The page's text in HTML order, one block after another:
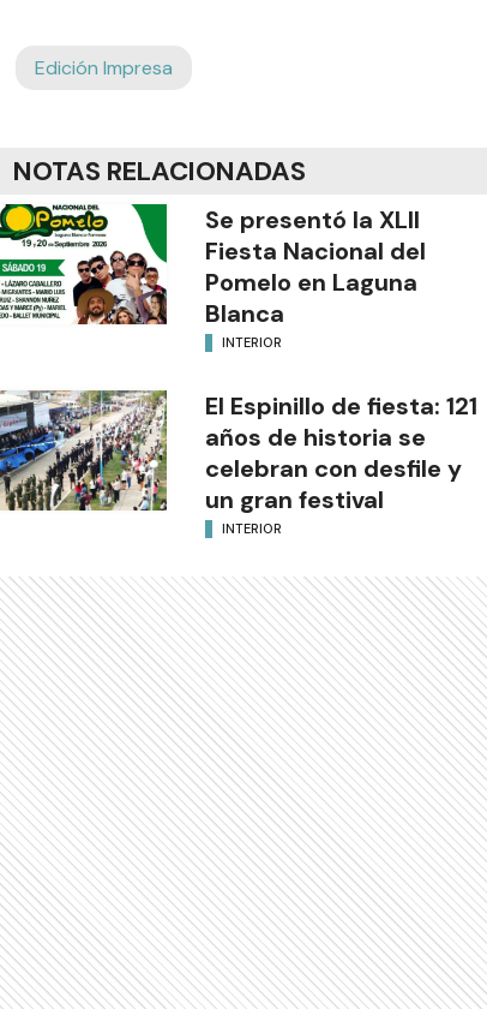
Edición Impresa
NOTAS RELACIONADAS
Se presentó la XLII
Fiesta Nacional del
Pomelo en Laguna
Blanca
INTERIOR
El Espinillo de fiesta: 121
años de historia se
celebran con desfile y
un gran festival
INTERIOR